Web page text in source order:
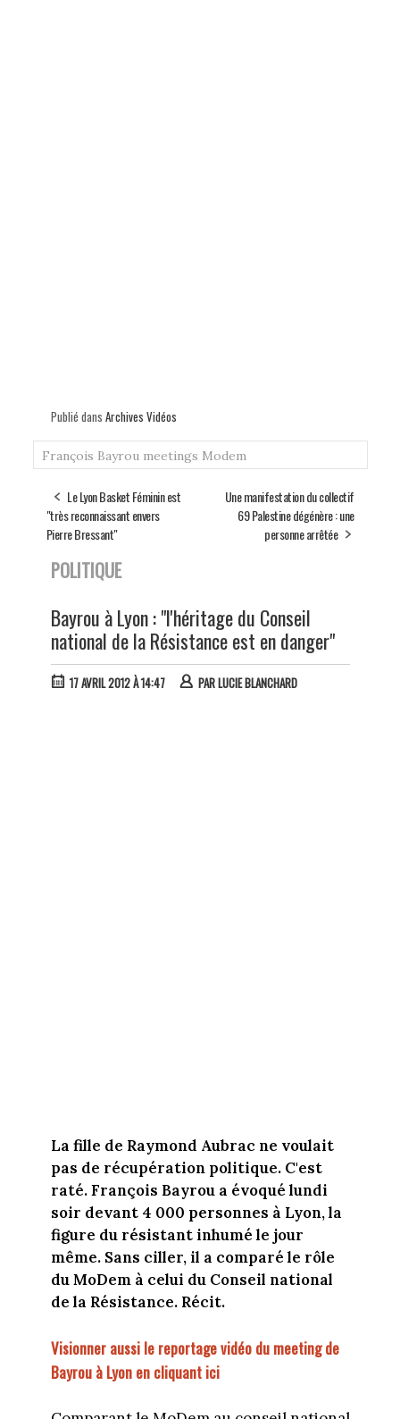
Publié dans Archives Vidéos
François Bayrou meetings Modem
Le Lyon Basket Féminin est
"très reconnaissant envers
Pierre Bressant"
Une manifestation du collectif
69 Palestine dégénère : une
personne arrêtée
POLITIQUE
Bayrou à Lyon : "l'héritage du Conseil
national de la Résistance est en danger"
17 AVRIL 2012 À 14:47 PARLUCIE BLANCHARD
La fille de Raymond Aubrac ne voulait
pas de récupération politique. C'est
raté. François Bayrou a évoqué lundi
soir devant 4 000 personnes à Lyon, la
figure du résistant inhumé le jour
même. Sans ciller, il a comparé le rôle
du MoDem à celui du Conseil national
de la Résistance. Récit.
Visionner aussi le reportage vidéo du meeting de
Bayrou à Lyon en cliquant ici